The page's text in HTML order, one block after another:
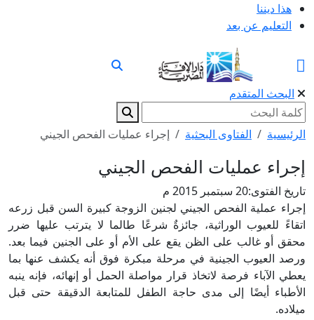
هذا ديننا
التعليم عن بعد
البحث المتقدم
الرئيسية الفتاوى البحثية إجراء عمليات الفحص الجيني
إجراء عمليات الفحص الجيني
تاريخ الفتوى:20 سبتمبر 2015 م
إجراء عملية الفحص الجيني لجنين الزوجة كبيرة السن قبل زرعه
اتقاءً للعيوب الوراثية، جائزةٌ شرعًا طالما لا يترتب عليها ضرر
محقق أو غالب على الظن يقع على الأم أو على الجنين فيما بعد.
ورصد العيوب الجينية في مرحلة مبكرة فوق أنه يكشف عنها بما
يعطي الآباء فرصة لاتخاذ قرار مواصلة الحمل أو إنهائه، فإنه ينبه
الأطباء أيضًا إلى مدى حاجة الطفل للمتابعة الدقيقة حتى قبل
ميلاده.